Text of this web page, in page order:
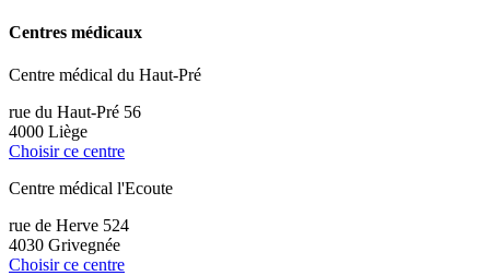
Centres médicaux
Centre médical du Haut-Pré
rue du Haut-Pré 56
4000 Liège
Choisir ce centre
Centre médical l'Ecoute
rue de Herve 524
4030 Grivegnée
Choisir ce centre